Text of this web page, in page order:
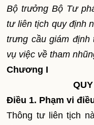
Bộ trưởng Bộ Tư
tư liên tịch quy định
trưng cầu giám định
vụ việc về tham
Chương I
Điều 1. Phạm vi
Thông tư liên tịch